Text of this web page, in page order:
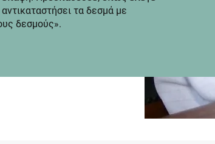
τα δεσμά με
δεσμούς».